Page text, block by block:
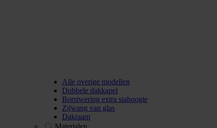
Alle overige modellen
Dubbele dakkapel
Borstwering extra stahoogte
Zijwang van glas
Dakraam
Materialen